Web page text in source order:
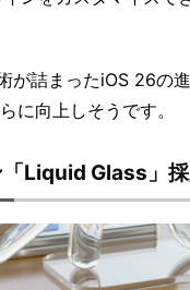
が詰まったiOS 26の
に向上しそうです。
Liquid Glass」採